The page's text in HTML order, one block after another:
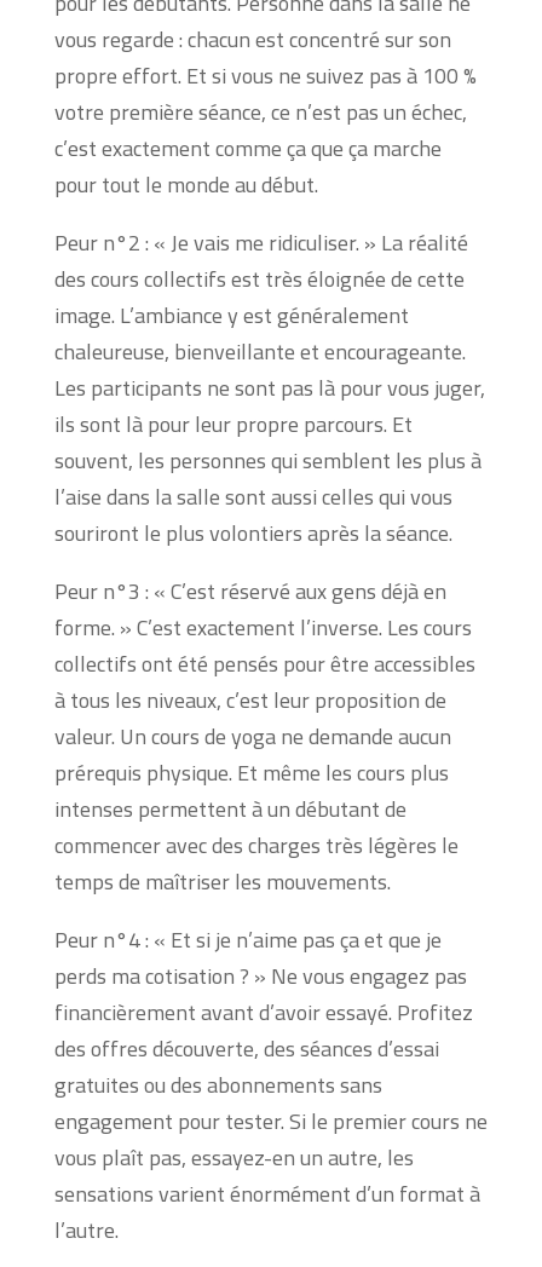
vous regarde : chacun est concentré sur son
propre effort. Et si vous ne suivez pas à 100 %
votre première séance, ce n’est pas un échec,
c’est exactement comme ça que ça marche
pour tout le monde au début.
Peur n°2 : « Je vais me ridiculiser. » La réalité
des cours collectifs est très éloignée de cette
image. L’ambiance y est généralement
chaleureuse, bienveillante et encourageante.
Les participants ne sont pas là pour vous juger,
ils sont là pour leur propre parcours. Et
souvent, les personnes qui semblent les plus à
l’aise dans la salle sont aussi celles qui vous
souriront le plus volontiers après la séance.
Peur n°3 : « C’est réservé aux gens déjà en
forme. » C’est exactement l’inverse. Les cours
collectifs ont été pensés pour être accessibles
à tous les niveaux, c’est leur proposition de
valeur. Un cours de yoga ne demande aucun
prérequis physique. Et même les cours plus
intenses permettent à un débutant de
commencer avec des charges très légères le
temps de maîtriser les mouvements.
Peur n°4 : « Et si je n’aime pas ça et que je
perds ma cotisation ? » Ne vous engagez pas
financièrement avant d’avoir essayé. Profitez
des offres découverte, des séances d’essai
gratuites ou des abonnements sans
engagement pour tester. Si le premier cours ne
vous plaît pas, essayez-en un autre, les
sensations varient énormément d’un format à
l’autre.